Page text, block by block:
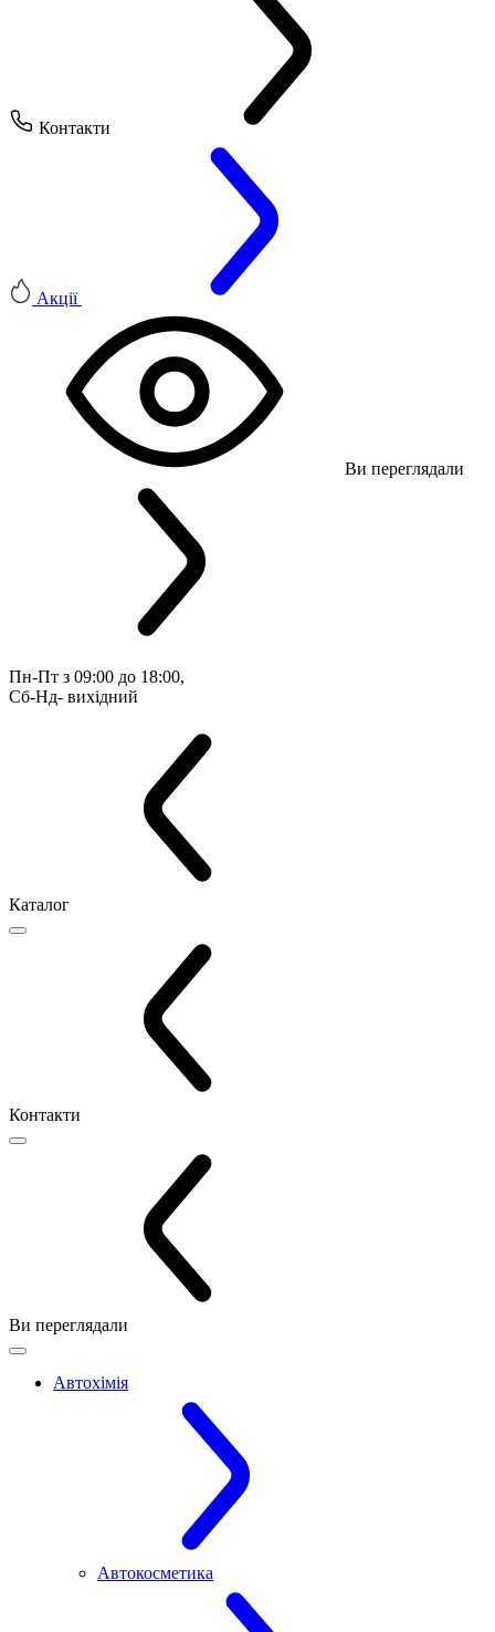
Контакти
Акції
Ви переглядали
Пн-Пт з 09:00 до 18:00,
Сб-Нд- вихідний
Каталог
Контакти
Ви переглядали
Автохімія
Автокосметика